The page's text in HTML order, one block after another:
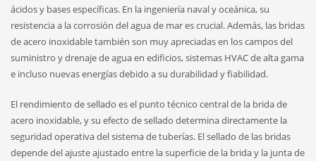
ácidos y bases específicas. En la ingeniería naval y oceánica, su
resistencia a la corrosión del agua de mar es crucial. Además, las bridas
de acero inoxidable también son muy apreciadas en los campos del
suministro y drenaje de agua en edificios, sistemas HVAC de alta gama
e incluso nuevas energías debido a su durabilidad y fiabilidad.
El rendimiento de sellado es el punto técnico central de la brida de
acero inoxidable, y su efecto de sellado determina directamente la
seguridad operativa del sistema de tuberías. El sellado de las bridas
depende del ajuste ajustado entre la superficie de la brida y la junta de